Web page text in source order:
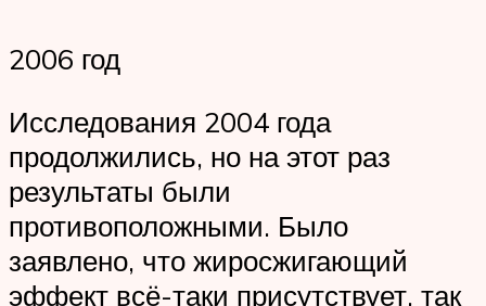
2006 год
Исследования 2004 года
продолжились, но на этот раз
результаты были
противоположными. Было
заявлено, что жиросжигающий
эффект всё-таки присутствует, так